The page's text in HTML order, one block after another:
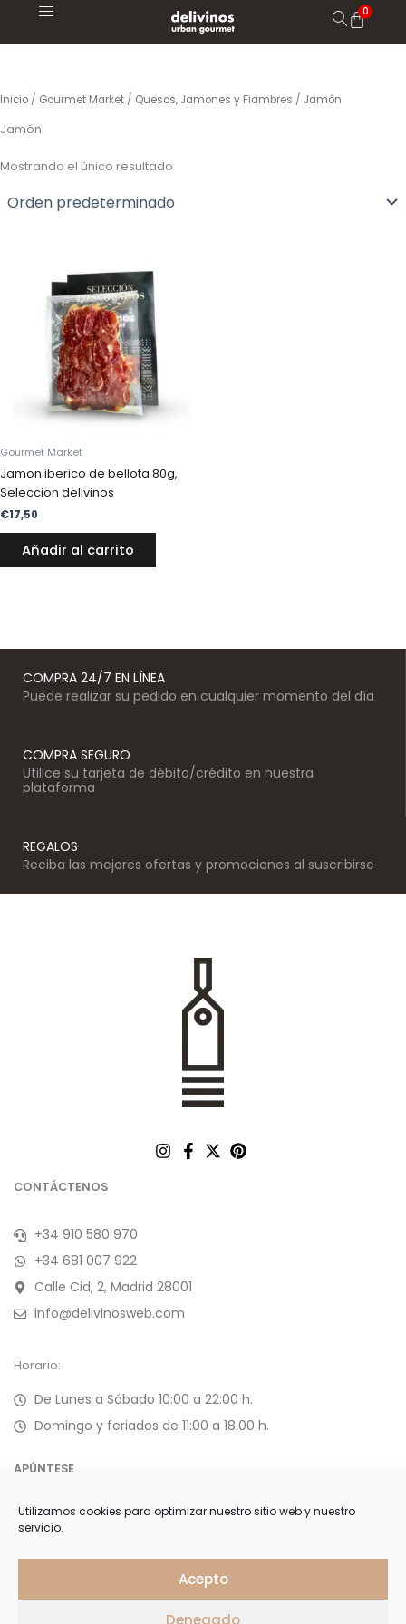
Utilizamos cookies para optimizar nuestro sitio web y nuestro
servicio.
Acepto
Denegado
contenido
Inicio / Gourmet Market / Quesos, Jamones y Fiambres / Jamón
Jamón
Mostrando el único resultado
Gourmet Market
Jamon iberico de bellota 80g,
Seleccion delivinos
€17,50
Añadir al carrito
COMPRA 24/7 EN LÍNEA
Puede realizar su pedido en cualquier momento del día
COMPRA SEGURO
Utilice su tarjeta de débito/crédito en nuestra
plataforma
REGALOS
Reciba las mejores ofertas y promociones al suscribirse
CONTÁCTENOS
+34 910 580 970
+34 681 007 922
Calle Cid, 2, Madrid 28001
info@delivinosweb.com
Horario:
De Lunes a Sábado 10:00 a 22:00 h.
Domingo y feriados de 11:00 a 18:00 h.
APÚNTESE
Forme parte de nuestra selecta lista de clientes y reciba